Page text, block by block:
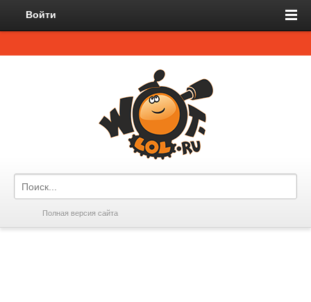
Войти
Полная версия сайта